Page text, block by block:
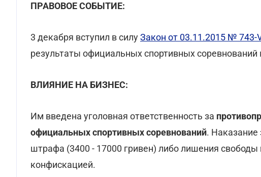
ПРАВОВОЕ СОБЫТИЕ:
3 декабря вступил в силуЗакон от 03.11.2015 № 743-
результаты официальных спортивных
ВЛИЯНИЕ НА БИЗНЕС:
Им введена уголовная ответственность за
официальных спортивных соревнований. Наказание
штрафа (3400 - 17000 гривен) либо лишения свободы
конфискацией.